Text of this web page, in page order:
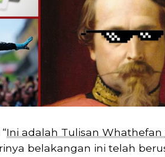
Ini adalah Tulisan Whathefan
belakangan ini telah